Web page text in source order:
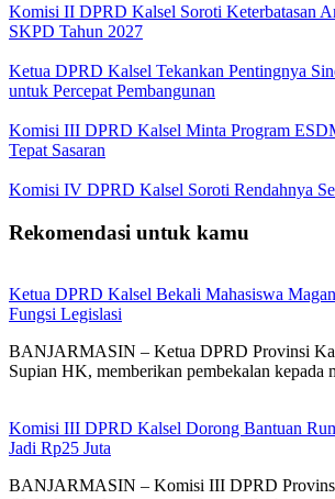
Komisi II DPRD Kalsel Soroti Keterbatasan
SKPD Tahun 2027
Ketua DPRD Kalsel Tekankan Pentingnya
untuk Percepat Pembangunan
Komisi III DPRD Kalsel Minta Program
Tepat Sasaran
Komisi IV DPRD Kalsel Soroti Rendahnya
Rekomendasi untuk kamu
Ketua DPRD Kalsel Bekali Mahasiswa
Fungsi Legislasi
BANJARMASIN – Ketua DPRD Provinsi
Supian HK, memberikan pembekalan kepada
Komisi III DPRD Kalsel Dorong Bantuan
Jadi Rp25 Juta
BANJARMASIN – Komisi III DPRD